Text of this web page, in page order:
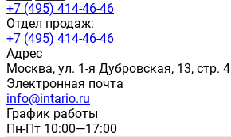
+7 (495) 414-46-46
Отдел продаж:
+7 (495) 414-46-46
Адрес
Москва, ул. 1-я Дубровская, 13, стр. 4
Электронная почта
info@intario.ru
График работы
Пн-Пт 10:00—17:00